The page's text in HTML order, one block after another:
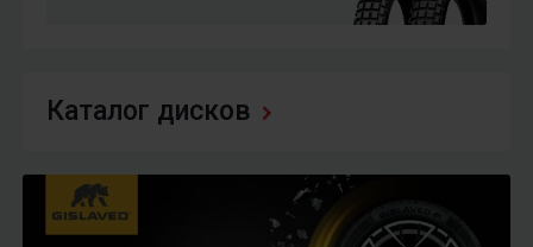
Каталог дисков